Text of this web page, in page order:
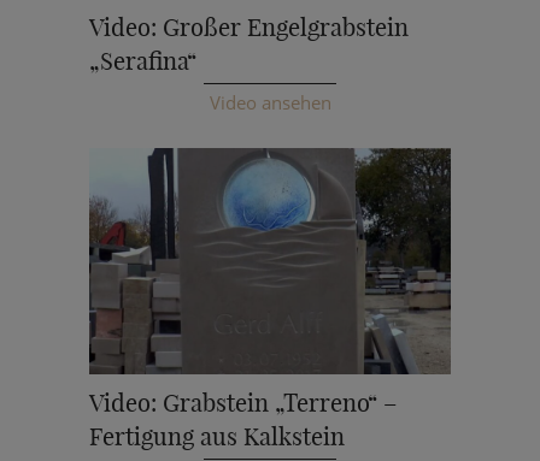
Video: Großer Engelgrabstein
„Serafina“
Video ansehen
Video: Grabstein „Terreno“ –
Fertigung aus Kalkstein